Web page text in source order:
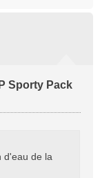
Sporty Pack
d'eau de la